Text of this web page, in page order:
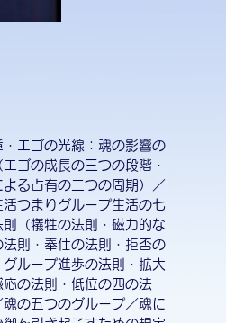
・エゴの光線：魂の影響の
エゴの成長の三つの段階・
よる占有の二つの周期）／
活つまりグループ生活の七
則（犠牲の法則・磁力的な
法則・奉仕の法則・拒否の
グループ進歩の法則・拡大
応の法則・低位の四の法
魂の五つのグループ／魂に